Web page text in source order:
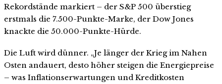
Rekordstände markiert – der S&P 500 überstieg
erstmals die 7.500-Punkte-Marke, der Dow Jones
knackte die 50.000-Punkte-Hürde.
Die Luft wird dünner. „Je länger der Krieg im Nahen
Osten andauert, desto höher steigen die Energiepreise
– was Inflationserwartungen und Kreditkosten